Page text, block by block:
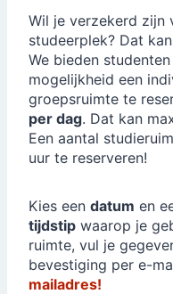
Wil je verzekerd zijn
studeerplek? Dat
We bieden
mogelijkheid een
groepsruimte te
per dag. Dat kan
Een aantal
uur te reserveren!
Kies een datum en
tijdstip waarop je
ruimte, vul je
bevestiging per e-
mailadres!